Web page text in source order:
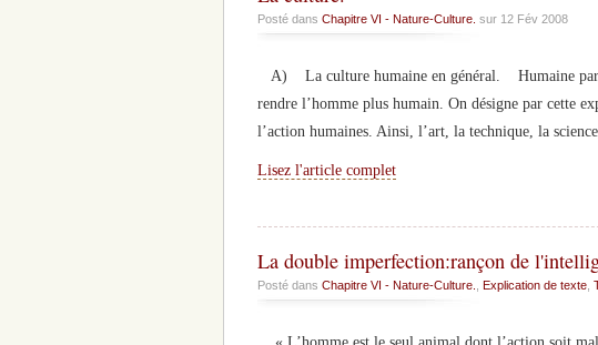
Posté dans Chapitre VI - Nature-Culture. sur 12 Fév 2008
A) La culture humaine en général. Humaine
rendre l’homme plus humain. On désigne par cette
l’action humaines. Ainsi, l’art, la technique, la
Lisez l'article complet
La double imperfection:rançon de
Posté dans Chapitre VI - Nature-Culture. Explication de texte